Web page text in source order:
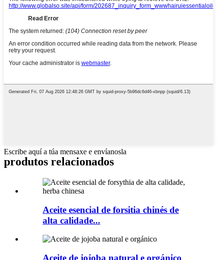
Escribe aquí a túa mensaxe e envíanosla
produtos relacionados
Aceite esencial de forsitia chinés de
alta calidade...
Aceite de jojoba natural e orgánico